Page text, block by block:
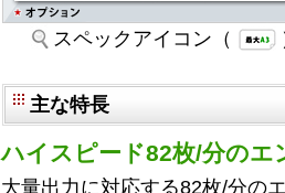
スペックアイコン（
主な特長
ハイスピード82枚/分のエ
大量出力に対応する82枚/分の